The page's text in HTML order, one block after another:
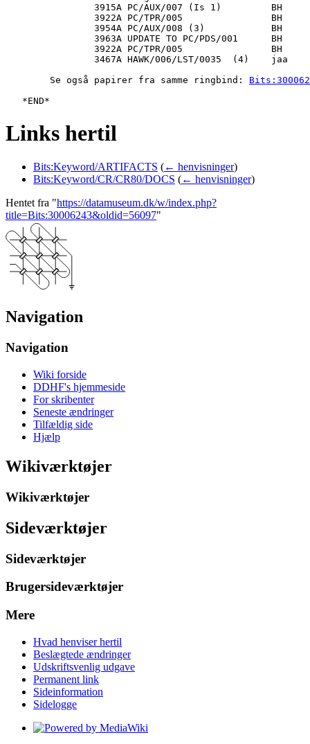
   	Se også papirer fra samme ringbind:
Links hertil
Bits:Keyword/ARTIFACTS (← henvisninger)
Bits:Keyword/CR/CR80/DOCS (← henvisninger)
Hentet fra "https://datamuseum.dk/w/index.php?
title=Bits:30006243&oldid=56097"
Navigation
Navigation
Wiki forside
DDHF's hjemmeside
For skribenter
Seneste ændringer
Tilfældig side
Hjælp
Wikiværktøjer
Wikiværktøjer
Sideværktøjer
Sideværktøjer
Brugersideværktøjer
Mere
Hvad henviser hertil
Beslægtede ændringer
Udskriftsvenlig udgave
Permanent link
Sideinformation
Sidelogge